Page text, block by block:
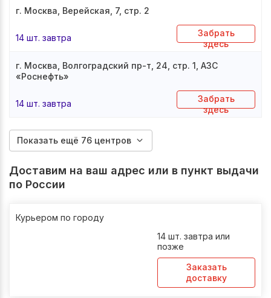
г. Москва, Верейская, 7, стр. 2
14 шт. завтра
Забрать
здесь
г. Москва, Волгоградский пр-т, 24, стр. 1, АЗС
«Роснефть»
14 шт. завтра
Забрать
здесь
Показать ещё 76 центров
Доставим на ваш адрес или в пункт выдачи
по России
Курьером по городу
14 шт. завтра или
позже
Заказать
доставку